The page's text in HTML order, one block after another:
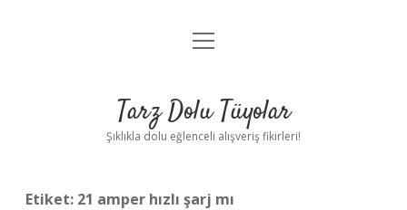
Anasayfa
Yasal Uyarı
menüyü
Tarz Dolu Tüyolar
Şıklıkla dolu eğlenceli alışveriş fikirleri!
Etiket: 21 amper hızlı şarj mı